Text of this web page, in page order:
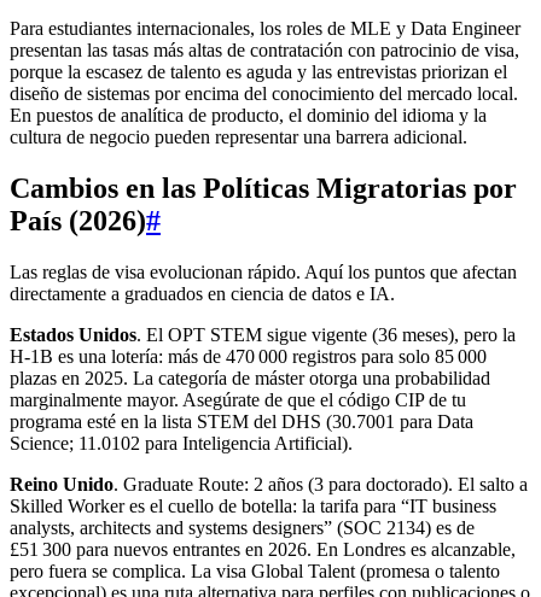
Para estudiantes internacionales, los roles de MLE y Data Engineer
presentan las tasas más altas de contratación con patrocinio de visa,
porque la escasez de talento es aguda y las entrevistas priorizan el
diseño de sistemas por encima del conocimiento del mercado local.
En puestos de analítica de producto, el dominio del idioma y la
cultura de negocio pueden representar una barrera adicional.
Cambios en las Políticas Migratorias por
País (2026)#
Las reglas de visa evolucionan rápido. Aquí los puntos que afectan
directamente a graduados en ciencia de datos e IA.
Estados Unidos. El OPT STEM sigue vigente (36 meses), pero la
H‑1B es una lotería: más de 470 000 registros para solo 85 000
plazas en 2025. La categoría de máster otorga una probabilidad
marginalmente mayor. Asegúrate de que el código CIP de tu
programa esté en la lista STEM del DHS (30.7001 para Data
Science; 11.0102 para Inteligencia Artificial).
Reino Unido. Graduate Route: 2 años (3 para doctorado). El salto a
Skilled Worker es el cuello de botella: la tarifa para “IT business
analysts, architects and systems designers” (SOC 2134) es de
£51 300 para nuevos entrantes en 2026. En Londres es alcanzable,
pero fuera se complica. La visa Global Talent (promesa o talento